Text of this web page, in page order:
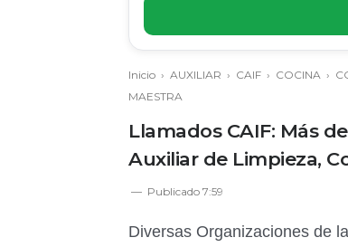
Inicio › AUXILIAR › CAIF › COCINA ›
MAESTRA
Llamados CAIF: Más
Auxiliar de Limpieza,
Publicado 7:59
Diversas Organizaciones de